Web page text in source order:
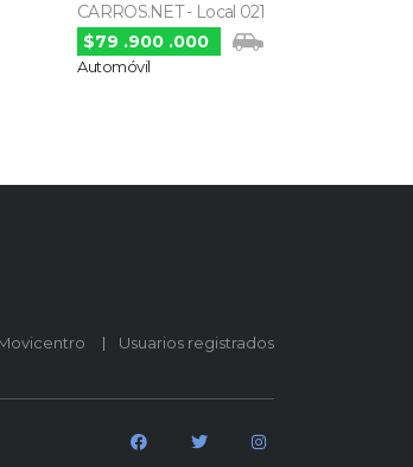
CARROS.NET - Local 021
$79 .900 .000
Automóvil
Usuarios registrados